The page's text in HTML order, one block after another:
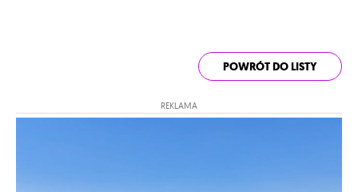
POWRÓT DO LISTY
REKLAMA